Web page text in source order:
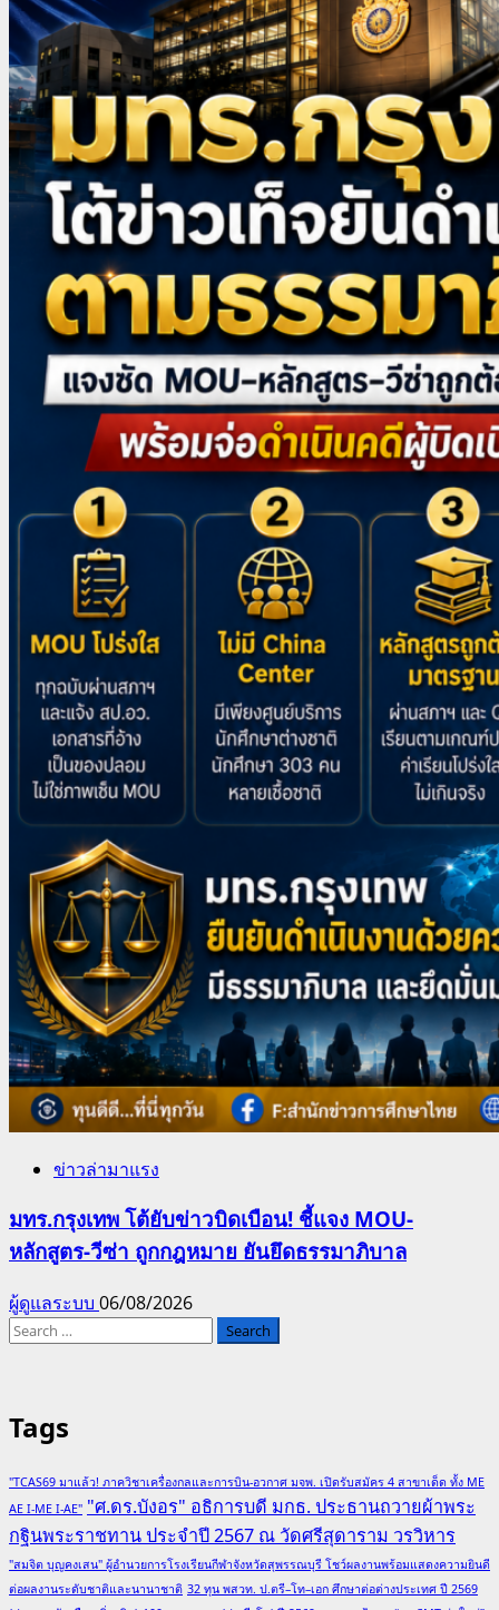
ข่าวล่ามาแรง
มทร.กรุงเทพ โต้ยับข่าวบิดเบือน! ชี้แจง MOU-
หลักสูตร-วีซ่า ถูกกฎหมาย ยันยึดธรรมาภิบาล
ผู้ดูแลระบบ 06/08/2026
Search
Tags
"TCAS69 มาแล้ว! ภาควิชาเครื่องกลและการบิน-อวกาศ มจพ. เปิดรับสมัคร 4 สาขาเด็ด ทั้ง ME
AE I-ME I-AE" "ศ.ดร.บังอร" อธิการบดี มกธ. ประธานถวายผ้าพระ
กฐินพระราชทาน ประจำปี 2567 ณ วัดศรีสุดาราม วรวิหาร
"สมจิต บุญคงเสน" ผู้อำนวยการโรงเรียนกีฬาจังหวัดสุพรรณบุรี โชว์ผลงานพร้อมแสดงความยินดี
ต่อผลงานระดับชาติและนานาชาติ 32 ทุน พสวท. ป.ตรี–โท–เอก ศึกษาต่อต่างประเทศ ปี 2569